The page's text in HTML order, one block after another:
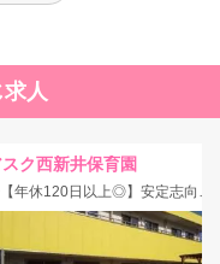
人
スク西新井保育園
◇【年休120日以上◎】安定志向の方へ…★職員同士の仲も良く働きやすい★